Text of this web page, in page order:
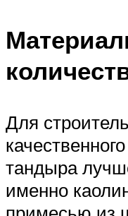
Для
тандыра
именно